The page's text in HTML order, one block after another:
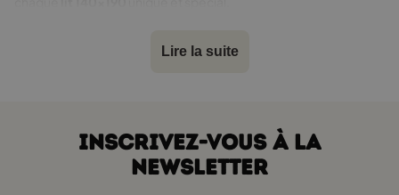
Aiko et les nouveaux défis
rassembla tous les employés pour discuter des nouveaux
Lire la suite
INSCRIVEZ-VOUS À LA
NEWSLETTER